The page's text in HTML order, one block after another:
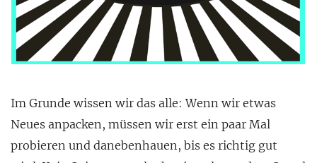
Im Grunde wissen wir das alle: Wenn wir etwas
Neues anpacken, müssen wir erst ein paar Mal
probieren und danebenhauen, bis es richtig gut